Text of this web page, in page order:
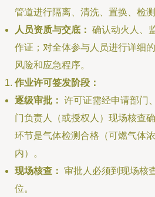
管道进行隔离、清洗、置换、检
人员资质与交底： 确认动火人、
作证；对全体参与人员进行详细
风险和应急程序。
作业许可签发阶段：
逐级审批： 许可证需经申请部门
门负责人（或授权人）现场核查
环节是气体检测合格（可燃气体
内）。
现场核查： 审批人必须到现场核
位。